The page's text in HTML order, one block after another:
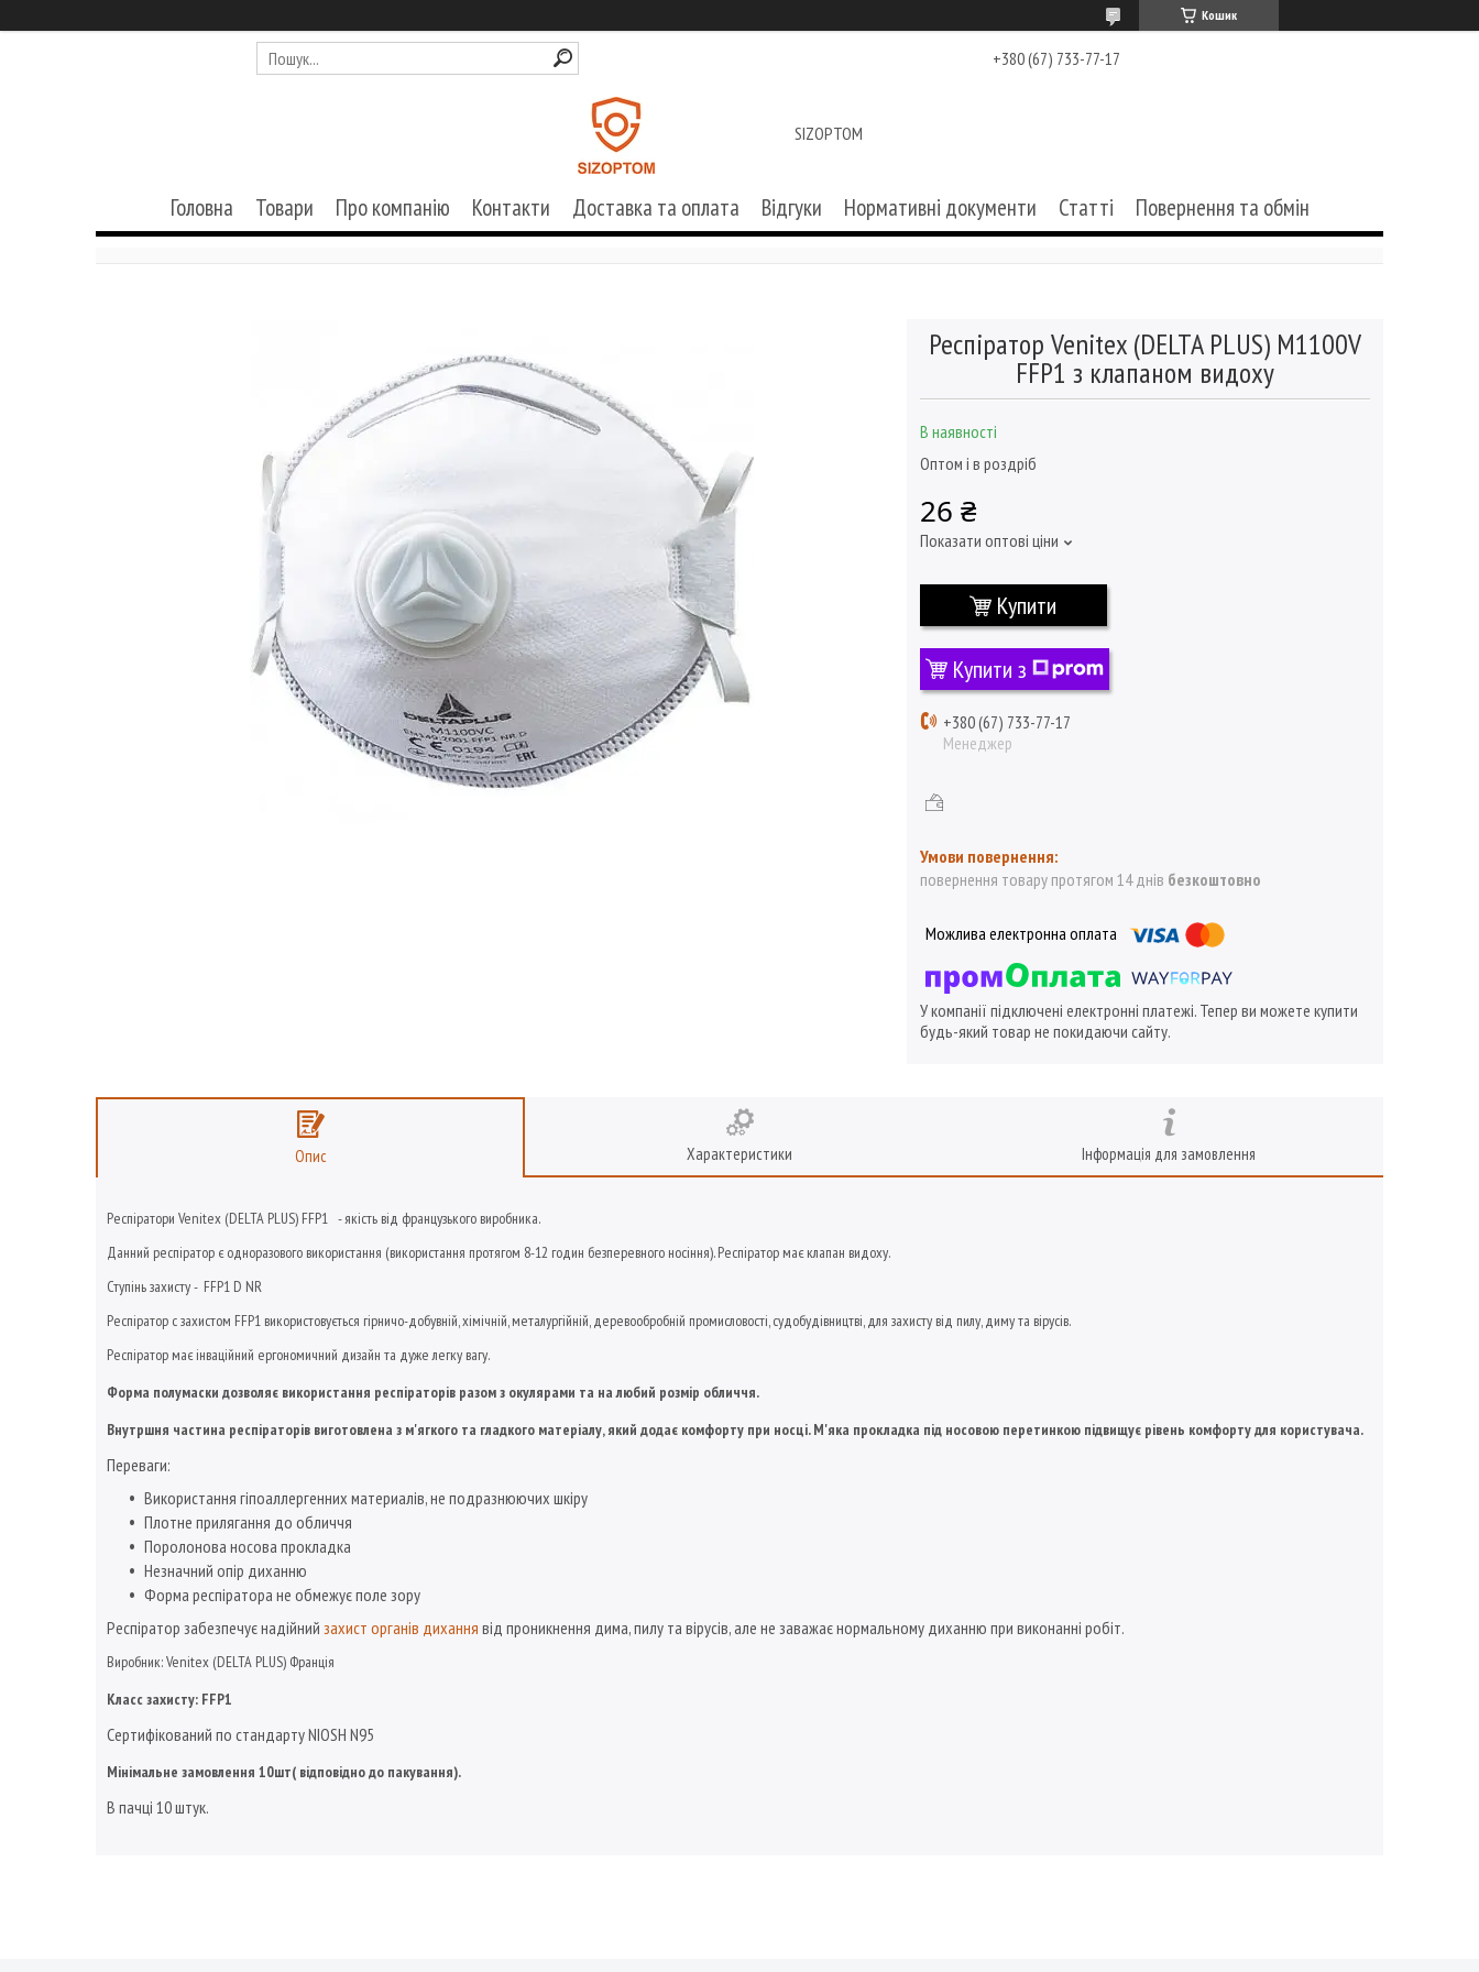
Кошик
+380 (67) 733-77-17
SIZOPTOM
Головна Товари Про компанію Контакти Доставка та оплата Відгуки Нормативні документи Статті Повернення та обмін
Респіратор Venitex (DELTA PLUS) М1100V
FFP1 з клапаном видоху
В наявності
Оптом і в роздріб
26 ₴
Показати оптові ціни
Купити
Купити з
+380 (67) 733-77-17
Менеджер
повернення товару протягом 14 днів безкоштовно
У компанії підключені електронні платежі. Тепер ви можете купити
будь-який товар не покидаючи сайту.
Опис Характеристики Інформація для замовлення
Респіратори Venitex (DELTA PLUS) FFP1 - якість від французького виробника.
Данний респіратор є одноразового використання (використання протягом 8-12 годин безперевного носіння). Респіратор має клапан видоху.
Ступінь захисту - FFP1 D NR
Респіратор с захистом FFP1 використовується гірничо-добувній, хімічній, металургійній, деревообробній промисловості, судобудівництві, для захисту від пилу, диму та вірусів.
Респіратор має інваційний ергономичний дизайн та дуже легку вагу.
Форма полумаски дозволяє використання респіраторів разом з окулярами та на любий розмір обличчя.
Внутршня частина респіраторів виготовлена з м'ягкого та гладкого матеріалу, який додає комфорту при носці. М'яка прокладка під носовою перетинкою підвищує рівень комфорту для користувача.
Переваги:
Використання гіпоаллергенних материалів, не подразнюючих шкіру
Плотне прилягання до обличчя
Поролонова носова прокладка
Незначний опір диханню
Форма респіратора не обмежує поле зору
Респіратор забезпечує надійний захист органів дихання від проникнення дима, пилу та вірусів, але не заважає нормальному диханню при виконанні робіт.
Виробник: Venitex (DELTA PLUS) Франція
Класс захисту: FFP1
Сертифікований по стандарту NIOSH N95
Мінімальне замовлення 10шт( відповідно до пакування).
В пачці 10 штук.